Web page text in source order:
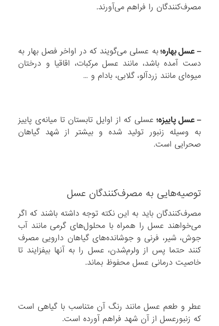
مصرف‌کنندگان را فراهم می‌آورند.
– عسل بهاره؛به عسلی می‌گویند که در اواخر فصل بهار به
دست آمده باشد، مانند عسل مرکبات، اقاقیا و درختان
میوه‌ای مانند زردآلو، گلابی، بادام و …
– عسل پاییزه؛عسلی که از اوایل تابستان تا میانه‌ی پاییز
به وسیله زنبور تولید شده و بیشتر از شهد گیاهان
صحرایی است.
توصیه‌هایی به مصرف‌کنندگان عسل
مصرف‌کنندگان باید به این نکته توجه داشته باشند که اگر
می‌خواهند عسل را همراه با محلول‌های گرمی مانند آب‌
جوش، شیر، فرنی و جوشانده‌های گیاهان دارویی مصرف
کنند حتما پس از ولرم‌شدن، عسل را به آنها بیفزایند تا
خاصیت درمانی عسل محفوظ بماند.
عطر و طعم عسل مانند رنگ آن متناسب با گیاهی است
که زنبور‌عسل از آن شهد فراهم آورده است.